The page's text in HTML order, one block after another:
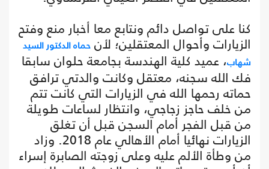
كنا على تواصل دائم ونتابع معا أخبار منع وفتح
الزيارات وأحوال المعتقلين؛ لأن حماه الدكتور السيد
شهاب، عميد كلية الهندسة بجامعة حلوان سابقا
فك الله سجنه، معتقل وكانت والدتي ترافق
حماته رحمها الله في الزيارات التي كانت تتم
من خلف حاجز زجاجي، وانتظار لساعات طويلة
من قبل الفجر أمام السجن قبل أن تغلق
الزيارات نهائيا أمام الأهالي عام 2018. وزاد
من وطأة الألم عليه وعلى زوجته الصابرة إسراء